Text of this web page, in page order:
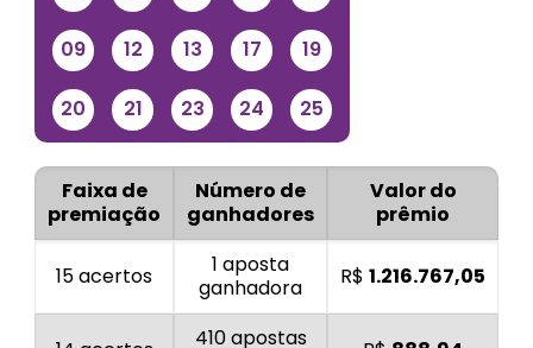
09 12 13 17 19
20 21 23 24 25
Faixa de
premiação
Número de
ganhadores
Valor do
prêmio
15 acertos
1 aposta
ganhadora
R$ 1.216.767,05
410 apostas